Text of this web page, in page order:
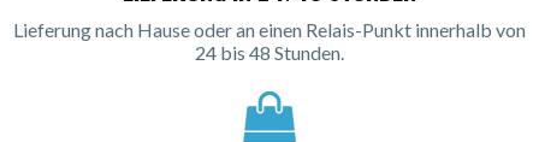
Lieferung nach Hause oder an einen Relais-Punkt innerhalb von
24 bis 48 Stunden.